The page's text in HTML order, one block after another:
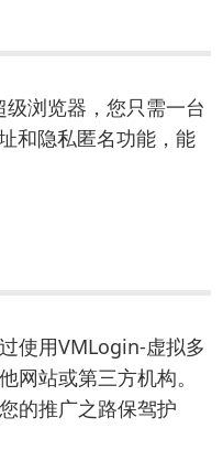
浏览器，您只需一台
和隐私匿名功能，能
使用VMLogin-虚拟多
站或第三方机构。
的推广之路保驾护